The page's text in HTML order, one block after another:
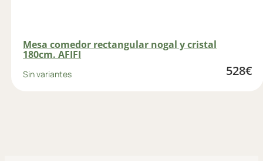
Mesa comedor rectangular nogal y cristal
180cm. AFIFI
Sin variantes 528€